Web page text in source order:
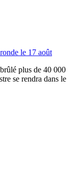
le 17 août
plus de 40 000
se rendra dans le